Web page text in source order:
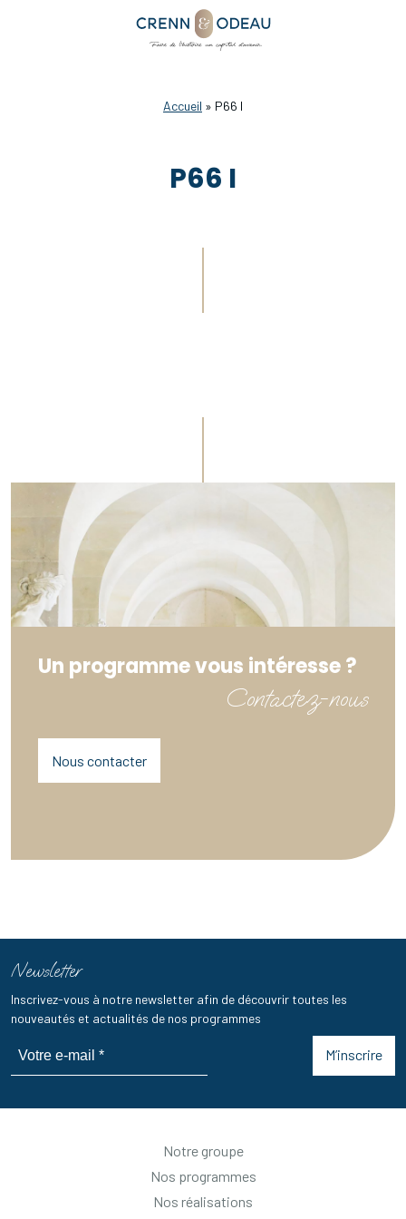
Accueil » P66 I
P66 I
Un programme vous intéresse ?
Contactez-nous
Nous contacter
Newsletter
Inscrivez-vous à notre newsletter afin de découvrir toutes les
nouveautés et actualités de nos programmes
M’inscrire
Notre groupe
Nos programmes
Nos réalisations